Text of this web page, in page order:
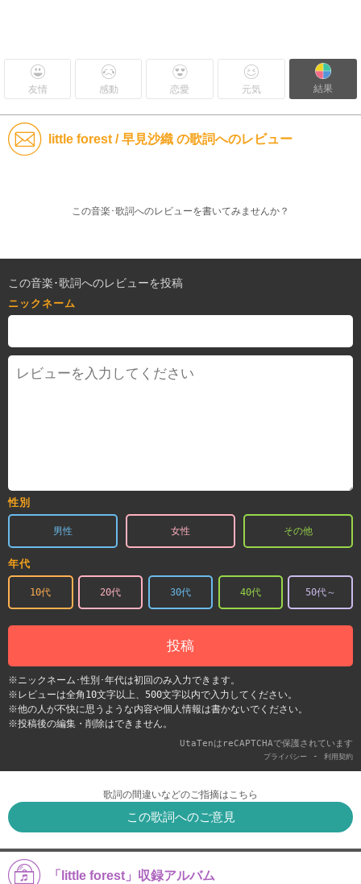
友情 感動 恋愛 元気 結果
little forest / 早見沙織 の歌詞へのレビュー
この音楽･歌詞へのレビューを書いてみませんか？
この音楽･歌詞へのレビューを投稿
ニックネーム
性別
男性 女性 その他
年代
10代 20代 30代 40代 50代～
投稿
※ニックネーム･性別･年代は初回のみ入力できます。
※レビューは全角10文字以上、500文字以内で入力してください。
※他の人が不快に思うような内容や個人情報は書かないでください。
※投稿後の編集・削除はできません。
UtaTenはreCAPTCHAで保護されています
プライバシー - 利用契約
歌詞の間違いなどのご指摘はこちら
この歌詞へのご意見
「little forest」収録アルバム